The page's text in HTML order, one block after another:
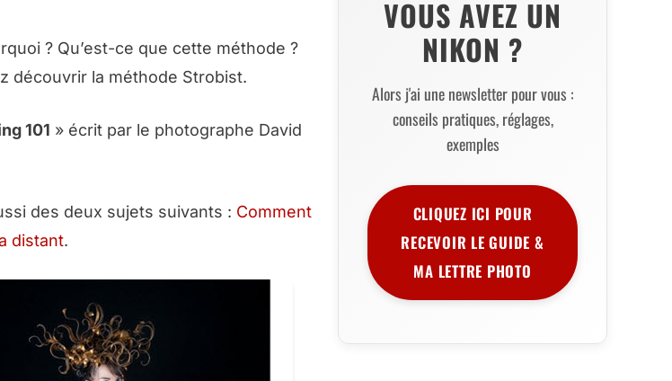
? Qu’est-ce que cette méthode ?
découvrir la méthode Strobist.
101 » écrit par le photographe David
des deux sujets suivants : Comment
distant.
VOUS AVEZ UN
NIKON ?
Alors j'ai une newsletter pour vous :
conseils pratiques, réglages,
exemples
CLIQUEZ ICI POUR
RECEVOIR LE GUIDE &
MA LETTRE PHOTO